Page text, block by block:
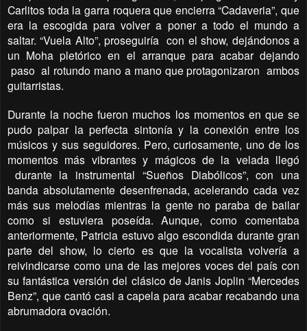
Carlitos toda la garra roquera que encierra “Cadaveria”, que
era la escogida para volver a poner a todo el mundo a
saltar. “Vuela Alto”, proseguiría con el show, dejándonos a
un Moha pletórico en el arranque para acabar dejando
paso al rotundo mano a mano que protagonizaron ambos
guitarristas.
Durante la noche fueron muchos los momentos en que se
pudo palpar la perfecta sintonía y la conexión entre los
músicos y sus seguidores. Pero, curiosamente, uno de los
momentos más vibrantes y mágicos de la velada llegó
durante la instrumental “Sueños Diabólicos”, con una
banda absolutamente desenfrenada, acelerando cada vez
más sus melodías mientras la gente no paraba de bailar
como si estuviera poseída. Aunque, como comentaba
anteriormente, Patricia estuvo algo escondida durante gran
parte del show, lo cierto es que la vocalista volvería a
reivindicarse como una de las mejores voces del país con
su fantástica versión del clásico de Janis Joplin “Mercedes
Benz”, que cantó casi a capela para acabar recabando una
abrumadora ovación.